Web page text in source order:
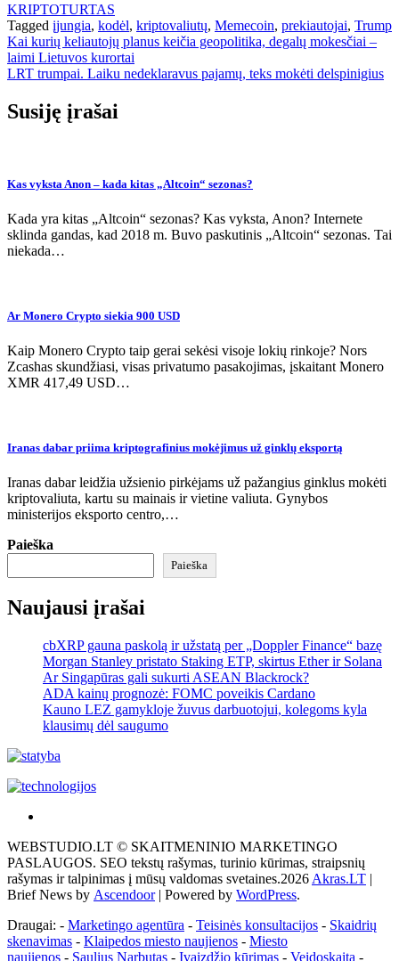
KRIPTOTURTAS
Tagged įjungia, kodėl, kriptovaliutų, Memecoin, prekiautojai, Trump
Navigacija
tarp
Kai kurių keliautojų planus keičia geopolitika, degalų mokesčiai –
laimi Lietuvos kurortai
LRT trumpai. Laiku nedeklaravus pajamų, teks mokėti delspinigius
Susiję įrašai
Kas vyksta Anon – kada kitas „Altcoin“ sezonas?
Kada yra kitas „Altcoin“ sezonas? Kas vyksta, Anon? Internete
sklinda gandas, kad 2018 m. Buvo paskutinis „Altcoin“ sezonas. Tai
niekada…
Ar Monero Crypto siekia 900 USD
Kaip Monero Crypto taip gerai sekėsi visoje lokių rinkoje? Nors
Zcashas skundžiasi, visas privatumo pasakojimas, įskaitant Monero
XMR 417,49 USD…
Iranas dabar priima kriptografinius mokėjimus už ginklų eksportą
Iranas dabar leidžia užsienio pirkėjams už pažangius ginklus mokėti
kriptovaliuta, kartu su mainais ir vietine valiuta. Gynybos
ministerijos eksporto centro,…
Paieška
Paieška
Naujausi įrašai
cbXRP gauna paskolą ir užstatą per „Doppler Finance“ bazę
Morgan Stanley pristato Staking ETP, skirtus Ether ir Solana
Ar Singapūras gali sukurti ASEAN Blackrock?
ADA kainų prognozė: FOMC poveikis Cardano
Kauno LEZ gamykloje žuvus darbuotojui, kolegoms kyla
klausimų dėl saugumo
tai
žemės
ploto
matavimo
Pagrindinis
WEBSTUDIO.LT © SKAITMENINIO MARKETINGO
PASLAUGOS. SEO tekstų rašymas, turinio kūrimas, straipsnių
rašymas ir talpinimas į mūsų valdomas svetaines.2026 Akras.LT |
Brief News by Ascendoor| Powered by WordPress.
Draugai: - Marketingo agentūra - Teisinės konsultacijos - Skaidrių
skenavimas - Klaipedos miesto naujienos - Miesto
naujienos - Saulius Narbutas - Įvaizdžio kūrimas - Veidoskaita -